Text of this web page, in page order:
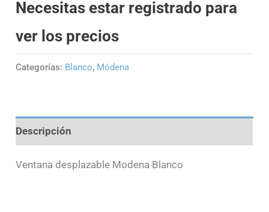
Necesitas estar registrado para
ver los precios
Categorías: Blanco, Módena
Descripción
Ventana desplazable Modena Blanco